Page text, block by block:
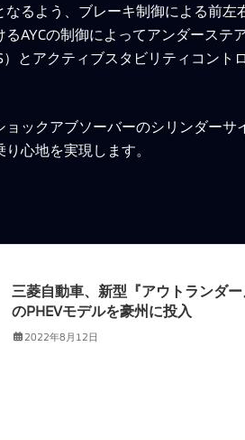
るよう、ブレーキ制御による前
AYCの制御によってアンダーステ
とアクティブスタビリティコント
ックアブソーバーのシリンダーサ
心地を実現します。
三菱自動車、新型『アウトランダー
のPHEVモデルを豪州に投入
2022年8月12日